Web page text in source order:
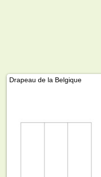
Drapeau de la Belgique